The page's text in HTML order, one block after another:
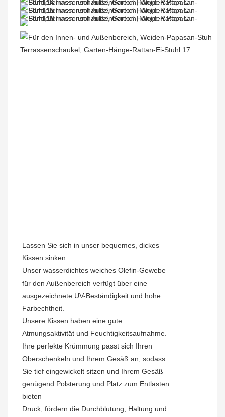
Lassen Sie sich in unser bequemes, dickes
Kissen sinken
Unser wasserdichtes weiches Olefin-Gewebe
für den Außenbereich verfügt über eine
ausgezeichnete UV-Beständigkeit und hohe
Farbechtheit.
Unsere Kissen haben eine gute
Atmungsaktivität und Feuchtigkeitsaufnahme.
Ihre perfekte Krümmung passt sich Ihren
Oberschenkeln und Ihrem Gesäß an, sodass
Sie tief eingewickelt sitzen und Ihrem Gesäß
genügend Polsterung und Platz zum Entlasten
bieten
Druck, fördern die Durchblutung, Haltung und